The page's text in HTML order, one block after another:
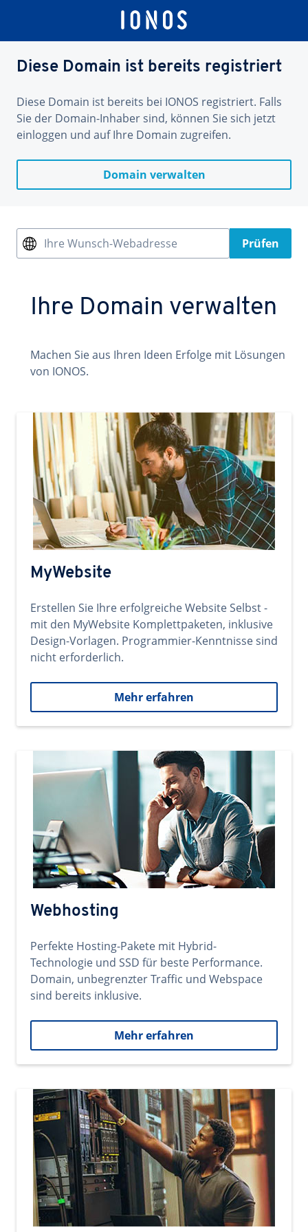
Diese Domain ist bereits registriert
Diese Domain ist bereits bei IONOS registriert. Falls
Sie der Domain-Inhaber sind, können Sie sich jetzt
einloggen und auf Ihre Domain zugreifen.
Domain verwalten
Ihre Wunsch-Webadresse Prüfen
Ihre Domain verwalten
Machen Sie aus Ihren Ideen Erfolge mit Lösungen
von IONOS.
MyWebsite
Erstellen Sie Ihre erfolgreiche Website Selbst -
mit den MyWebsite Komplettpaketen, inklusive
Design-Vorlagen. Programmier-Kenntnisse sind
nicht erforderlich.
Mehr erfahren
Webhosting
Perfekte Hosting-Pakete mit Hybrid-
Technologie und SSD für beste Performance.
Domain, unbegrenzter Traffic und Webspace
sind bereits inklusive.
Mehr erfahren